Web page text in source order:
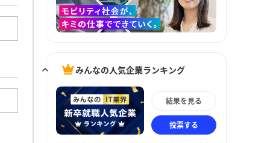
みんなの人気企業ランキング
結果を見る
投票する